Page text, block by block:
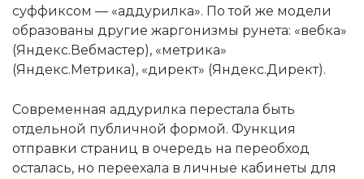
суффиксом — «аддурилка». По той же модели
образованы другие жаргонизмы рунета: «вебка»
(Яндекс.Вебмастер), «метрика»
(Яндекс.Метрика), «директ» (Яндекс.Директ).
Современная аддурилка перестала быть
отдельной публичной формой. Функция
отправки страниц в очередь на переобход
осталась, но переехала в личные кабинеты для